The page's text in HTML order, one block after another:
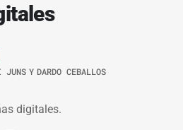
JUNS Y DARDO CEBALLOS
digitales.